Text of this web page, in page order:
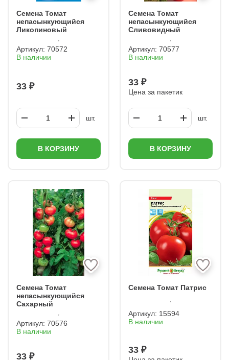
Семена Томат
непасынкующийся
Ликопиновый
Артикул: 70572
В наличии
33 ₽
шт.
В КОРЗИНУ
Семена Томат
непасынкующийся
Сливовидный
Артикул: 70577
В наличии
33 ₽
Цена за пакетик
шт.
В КОРЗИНУ
Семена Томат
непасынкующийся
Сахарный
Артикул: 70576
В наличии
33 ₽
Семена Томат Патрис
Артикул: 15594
В наличии
33 ₽